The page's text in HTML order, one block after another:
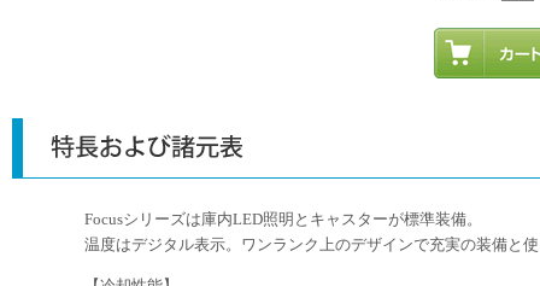
Focusシリーズは庫内LED照明とキャスターが標準装備。
温度はデジタル表示。ワンランク上のデザインで充実の装備と